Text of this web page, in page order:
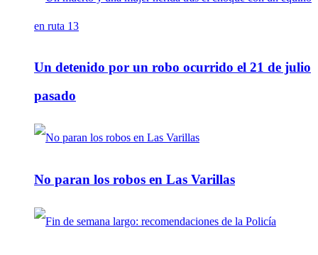
Un detenido por un robo ocurrido el 21 de julio
pasado
No paran los robos en Las Varillas